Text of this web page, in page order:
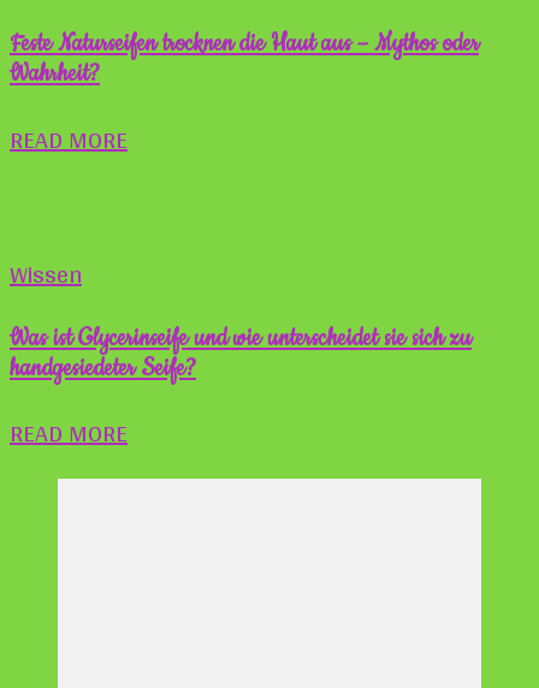
Feste Naturseifen trocknen die Haut aus – Mythos oder
Wahrheit?
READ MORE
Wissen
Was ist Glycerinseife und wie unterscheidet sie sich zu
handgesiedeter Seife?
READ MORE